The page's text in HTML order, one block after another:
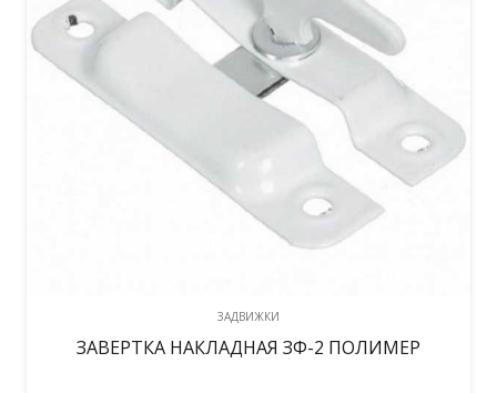
ЗАДВИЖКИ
ЗАВЕРТКА НАКЛАДНАЯ ЗФ-2 ПОЛИМЕР